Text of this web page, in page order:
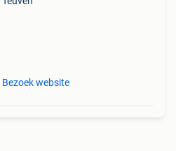
Bezoek website